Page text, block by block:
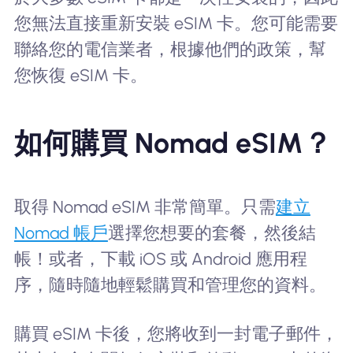
您無法直接重新安裝 eSIM 卡。您可能需要
聯絡您的電信業者，根據他們的政策，幫
您恢復 eSIM 卡。
如何購買 Nomad eSIM？
取得 Nomad eSIM 非常簡單。只需建立
Nomad 帳戶選擇您想要的套餐，然後結
帳！或者，下載 iOS 或 Android 應用程
序，隨時隨地輕鬆購買和管理您的資料。
購買 eSIM 卡後，您將收到一封電子郵件，